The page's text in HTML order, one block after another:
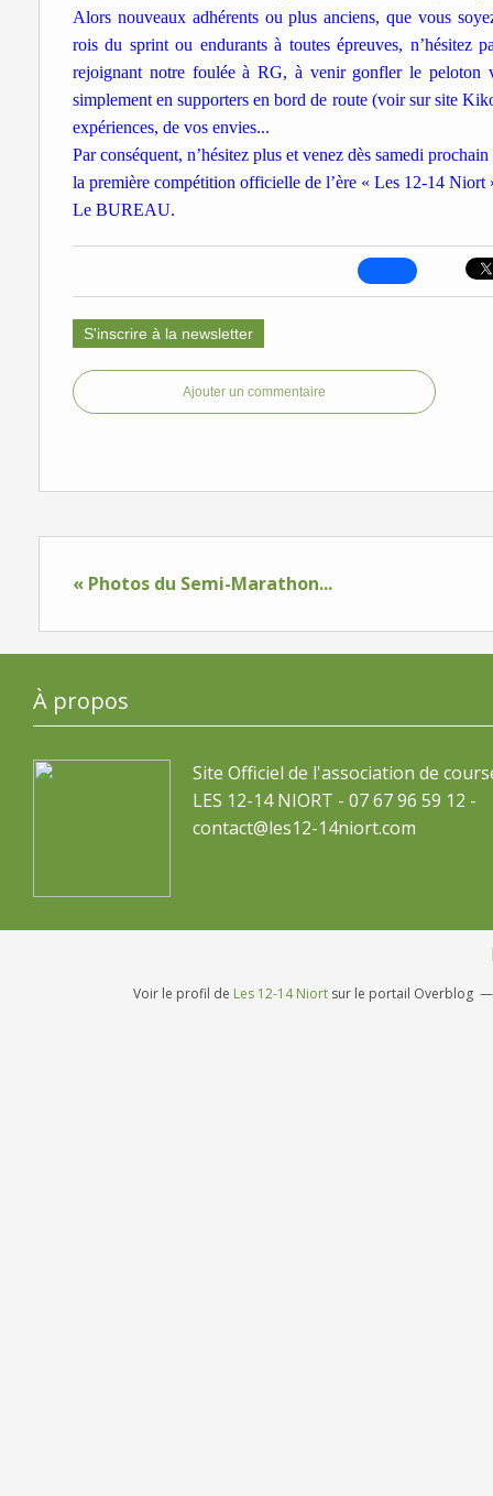
Alors nouveaux adhérents ou plus anciens, que vous
rois du sprint ou endurants à toutes épreuves, n’hésitez
rejoignant notre foulée à RG, à venir gonfler le peloton
simplement en supporters en bord de route (voir sur site
expériences, de vos envies...
Par conséquent, n’hésitez plus et venez dès samedi
la première compétition officielle de l’ère « Les 12-14 Niort
Le BUREAU.
S'inscrire à la newsletter
Ajouter un commentaire
« Photos du Semi-Marathon...
À propos
Site Officiel de l'association de
LES 12-14 NIORT - 07 67 96 59 12 -
contact@les12-14niort.com
Voir le profil de Les 12-14 Niort sur le portail Overblog